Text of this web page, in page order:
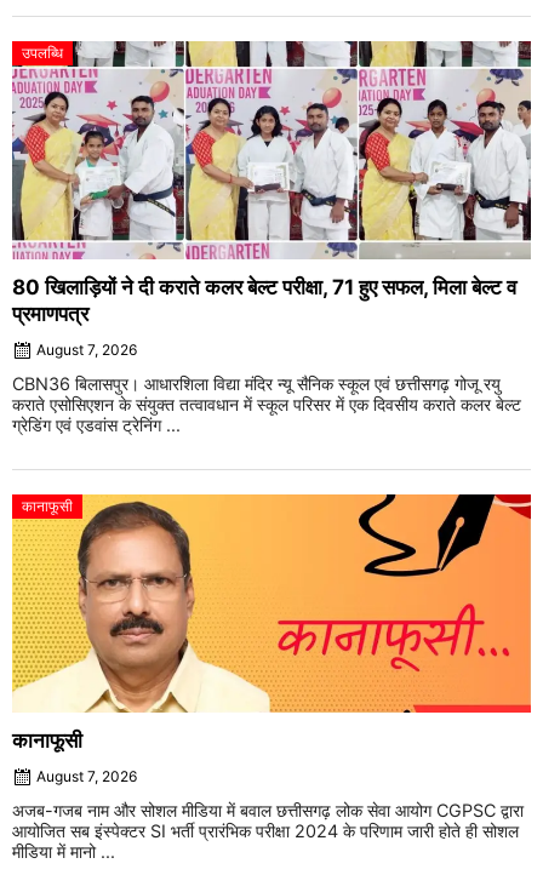
उपलब्धि
80 खिलाड़ियों ने दी कराते कलर बेल्ट परीक्षा, 71 हुए सफल, मिला बेल्ट व
प्रमाणपत्र
August 7, 2026
CBN36 बिलासपुर। आधारशिला विद्या मंदिर न्यू सैनिक स्कूल एवं छत्तीसगढ़ गोजू रयु
कराते एसोसिएशन के संयुक्त तत्वावधान में स्कूल परिसर में एक दिवसीय कराते कलर बेल्ट
ग्रेडिंग एवं एडवांस ट्रेनिंग ...
कानाफूसी
कानाफूसी
August 7, 2026
अजब-गजब नाम और सोशल मीडिया में बवाल छत्तीसगढ़ लोक सेवा आयोग CGPSC द्वारा
आयोजित सब इंस्पेक्टर SI भर्ती प्रारंभिक परीक्षा 2024 के परिणाम जारी होते ही सोशल
मीडिया में मानो ...